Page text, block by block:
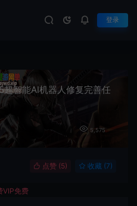
登录
智能AI机器人修复完善任
5,575
点赞 (5) 收藏 (7)
VIP免费